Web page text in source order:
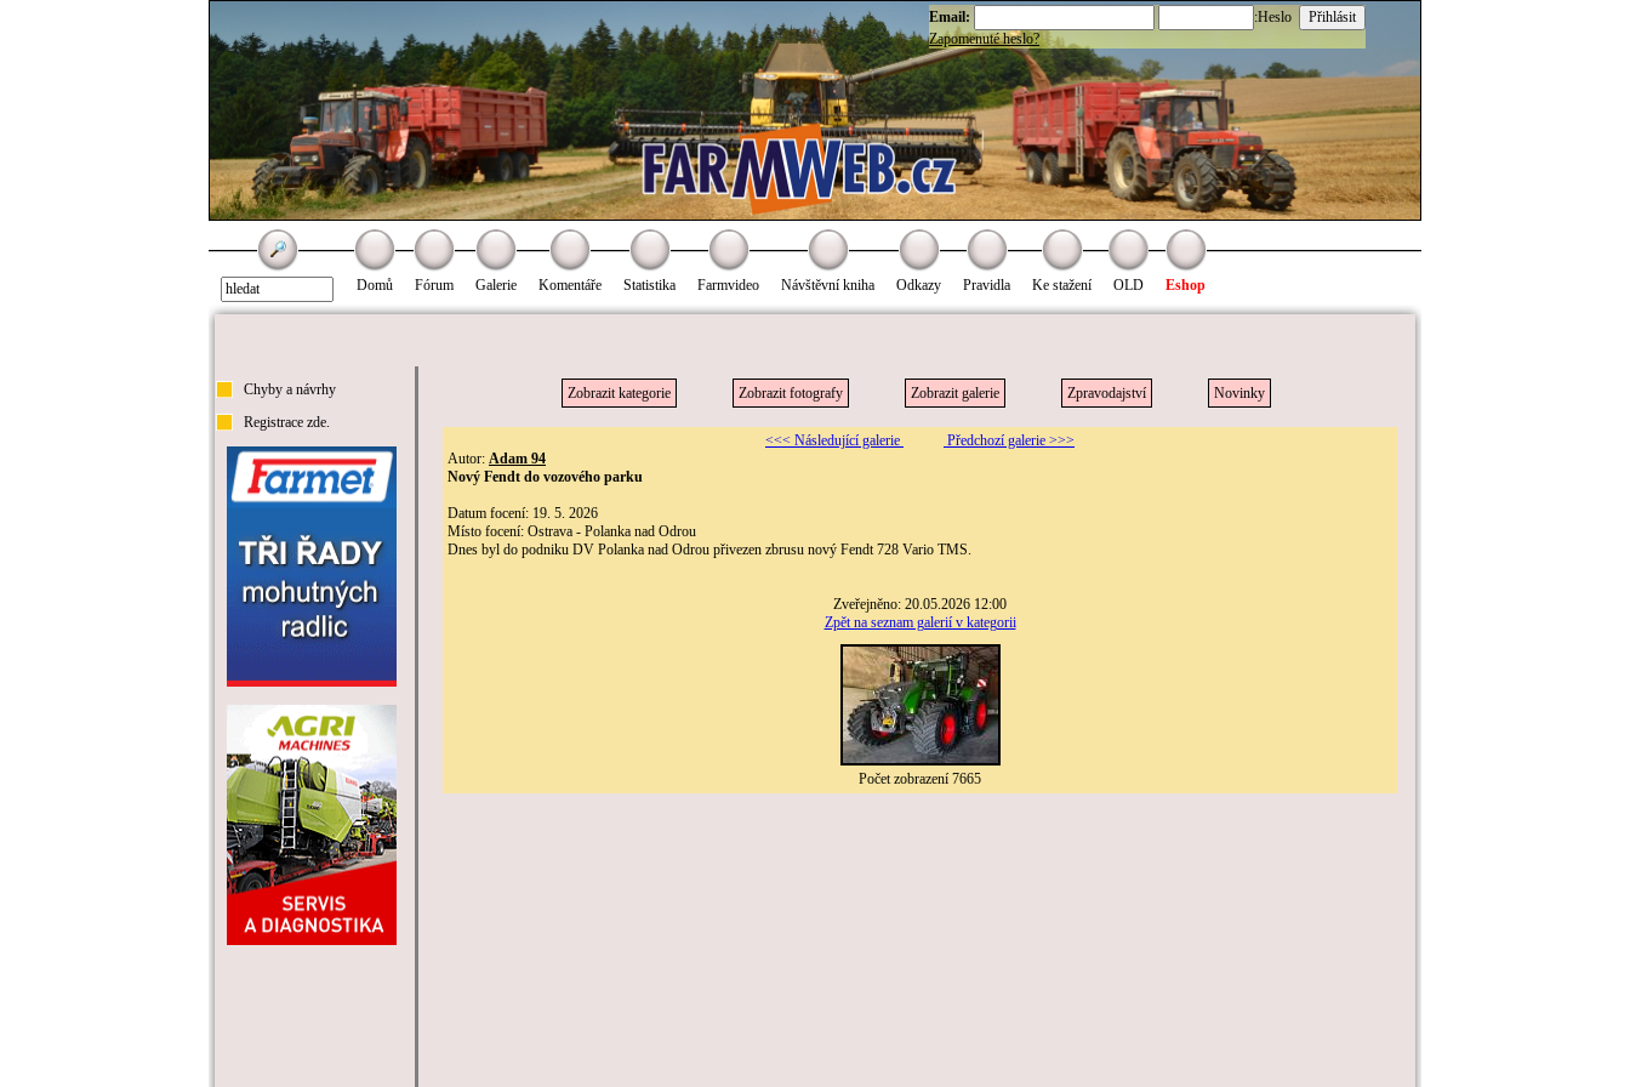
Email:
:Heslo
Zapomenuté heslo?
Domů Fórum Galerie Komentáře Statistika Farmvideo Návštěvní kniha Odkazy Pravidla Ke stažení OLD Eshop
Chyby a návrhy
Registrace zde.
Zobrazit kategorie Zobrazit fotografy Zobrazit galerie Zpravodajství Novinky
<<< Následující galerie
Předchozí galerie >>>
Autor: Adam 94
Nový Fendt do vozového parku
Datum focení: 19. 5. 2026
Místo focení: Ostrava - Polanka nad Odrou
Dnes byl do podniku DV Polanka nad Odrou přivezen zbrusu nový Fendt 728 Vario TMS.
Zveřejněno: 20.05.2026 12:00
Zpět na seznam galerií v kategorii
Počet zobrazení 7665